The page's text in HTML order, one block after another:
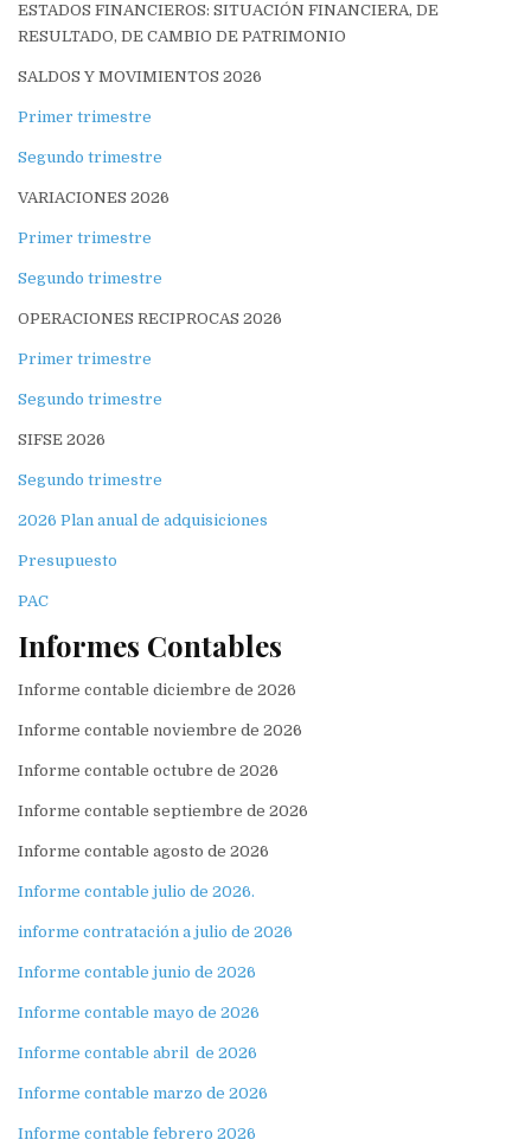
ESTADOS FINANCIEROS: SITUACIÓN FINANCIERA, DE
RESULTADO, DE CAMBIO DE PATRIMONIO
SALDOS Y MOVIMIENTOS 2026
Primer trimestre
Segundo trimestre
VARIACIONES 2026
Primer trimestre
Segundo trimestre
OPERACIONES RECIPROCAS 2026
Primer trimestre
Segundo trimestre
SIFSE 2026
Segundo trimestre
2026 Plan anual de adquisiciones
Presupuesto
PAC
Informes Contables
Informe contable diciembre de 2026
Informe contable noviembre de 2026
Informe contable octubre de 2026
Informe contable septiembre de 2026
Informe contable agosto de 2026
Informe contable julio de 2026.
informe contratación a julio de 2026
Informe contable junio de 2026
Informe contable mayo de 2026
Informe contable abril de 2026
Informe contable marzo de 2026
Informe contable febrero 2026